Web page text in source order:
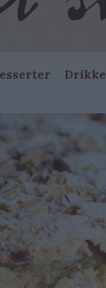
Drikke